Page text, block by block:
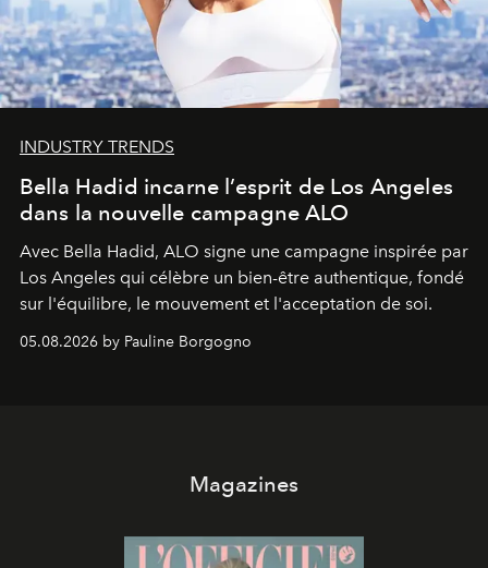
INDUSTRY TRENDS
Bella Hadid incarne l’esprit de Los Angeles
dans la nouvelle campagne ALO
Avec Bella Hadid, ALO signe une campagne inspirée par
Los Angeles qui célèbre un bien-être authentique, fondé
sur l'équilibre, le mouvement et l'acceptation de soi.
05.08.2026 by Pauline Borgogno
Magazines